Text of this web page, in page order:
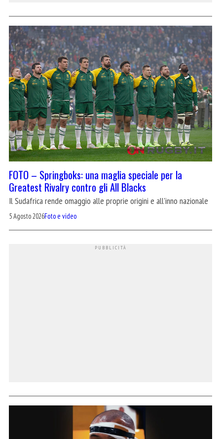
FOTO – Springboks: una maglia speciale per la
Greatest Rivalry contro gli All Blacks
Il Sudafrica rende omaggio alle proprie origini e all'inno nazionale
5 Agosto 2026Foto e video